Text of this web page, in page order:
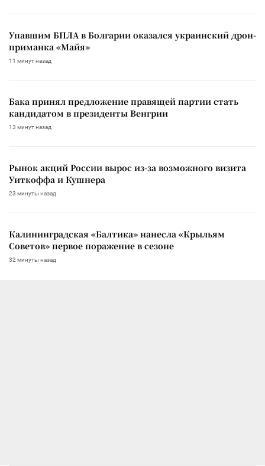
Упавшим БПЛА в Болгарии оказался украинский дрон-
приманка «Майя»
11 минут назад
Бака принял предложение правящей партии стать
кандидатом в президенты Венгрии
13 минут назад
Рынок акций России вырос из-за возможного визита
Уиткоффа и Кушнера
23 минуты назад
Калининградская «Балтика» нанесла «Крыльям
Советов» первое поражение в сезоне
32 минуты назад